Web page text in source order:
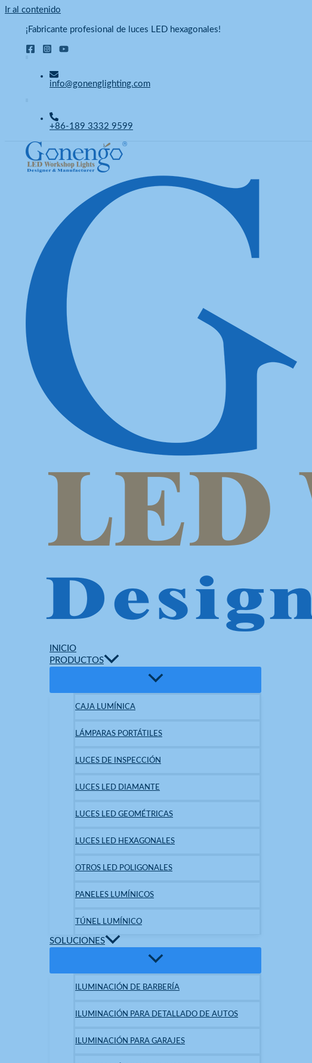
Ir al contenido
¡Fabricante profesional de luces LED hexagonales!
info@gonenglighting.com
+86-189 3332 9599
INICIO
PRODUCTOS
CAJA LUMÍNICA
LÁMPARAS PORTÁTILES
LUCES DE INSPECCIÓN
LUCES LED DIAMANTE
LUCES LED GEOMÉTRICAS
LUCES LED HEXAGONALES
OTROS LED POLIGONALES
PANELES LUMÍNICOS
TÚNEL LUMÍNICO
SOLUCIONES
ILUMINACIÓN DE BARBERÍA
ILUMINACIÓN PARA DETALLADO DE AUTOS
ILUMINACIÓN PARA GARAJES